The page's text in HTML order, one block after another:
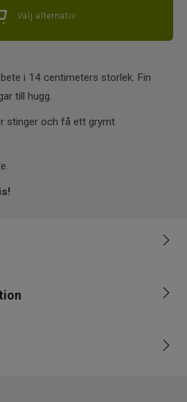
Välj alternativ
i 14 centimeters storlek. Fin
till hugg.
stinger och få ett grymt